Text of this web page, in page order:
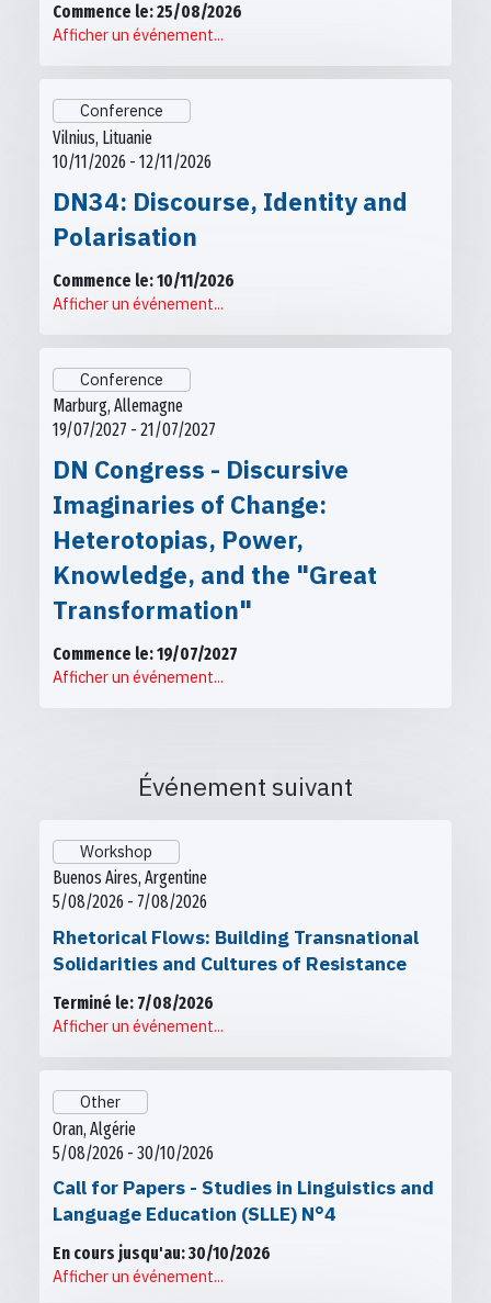
Commence le: 25/08/2026
Afficher un événement...
Conference
Vilnius, Lituanie
10/11/2026 - 12/11/2026
DN34: Discourse, Identity and
Polarisation
Commence le: 10/11/2026
Afficher un événement...
Conference
Marburg, Allemagne
19/07/2027 - 21/07/2027
DN Congress - Discursive
Imaginaries of Change:
Heterotopias, Power,
Knowledge, and the "Great
Transformation"
Commence le: 19/07/2027
Afficher un événement...
Événement suivant
Workshop
Buenos Aires, Argentine
5/08/2026 - 7/08/2026
Rhetorical Flows: Building Transnational
Solidarities and Cultures of Resistance
Terminé le: 7/08/2026
Afficher un événement...
Other
Oran, Algérie
5/08/2026 - 30/10/2026
Call for Papers - Studies in Linguistics and
Language Education (SLLE) N°4
En cours jusqu'au: 30/10/2026
Afficher un événement...